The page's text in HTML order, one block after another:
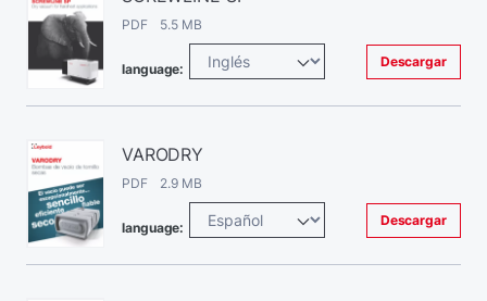
PDF 5.5 MB
language: Descargar
VARODRY
PDF 2.9 MB
language: Descargar